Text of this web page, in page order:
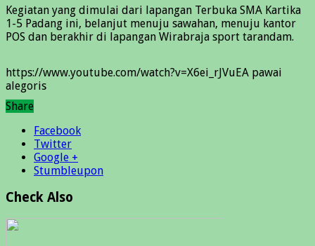
Kegiatan yang dimulai dari lapangan Terbuka SMA Kartika
1-5 Padang ini, belanjut menuju sawahan, menuju kantor
POS dan berakhir di lapangan Wirabraja sport tarandam.
https://www.youtube.com/watch?v=X6ei_rJVuEA pawai
alegoris
Share
Facebook
Twitter
Google +
Stumbleupon
Check Also